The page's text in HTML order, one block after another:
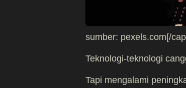
sumber: pexels.com[/
Teknologi-teknologi
Tapi mengalami